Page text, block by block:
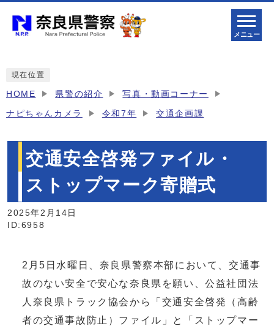
メニュー
現在位置
HOME 県警の紹介 写真・動画コーナー
ナピちゃんカメラ 令和7年 交通企画課
交通安全啓発ファイル・
ストップマーク寄贈式
2025年2月14日
ID:6958
2月5日水曜日、奈良県警察本部において、交通事
故のない安全で安心な奈良県を願い、公益社団法
人奈良県トラック協会から「交通安全啓発（高齢
者の交通事故防止）ファイル」と「ストップマー